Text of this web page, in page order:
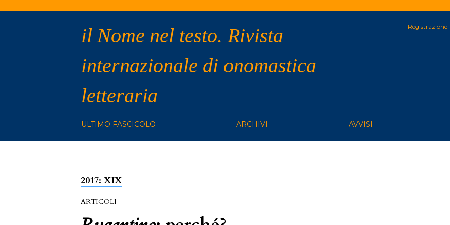
il Nome nel testo. Rivista
internazionale di onomastica
letteraria
Registrazione
ULTIMO FASCICOLO ARCHIVI AVVISI
2017: XIX
ARTICOLI